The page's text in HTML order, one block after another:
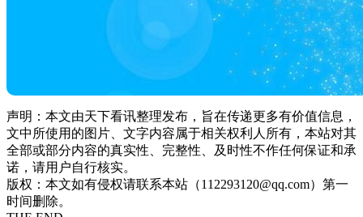
声明：本文由天下看讯整理发布，旨在传递更多有价值信息，
文中所使用的图片、文字内容属于相关权利人所有，本站对其
全部或部分内容的真实性、完整性、及时性不作任何保证和承
诺，请用户自行核实。
版权：本文如有侵权请联系本站（112293120@qq.com）第一
时间删除。